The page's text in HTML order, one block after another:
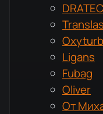
DRATEC
Translas
Ligans
Fubag
Oliver
От